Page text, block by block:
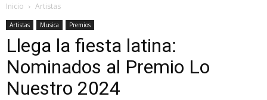
Inicio Artistas
Artistas Musica Premios
Llega la fiesta latina:
Nominados al Premio Lo
Nuestro 2024